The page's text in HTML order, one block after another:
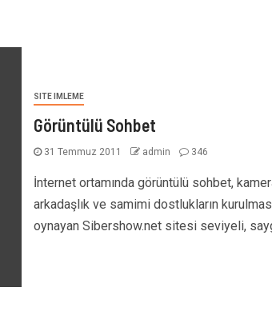
SITE IMLEME
Görüntülü Sohbet
31 Temmuz 2011 admin 346
İnternet ortamında görüntülü sohbet,
arkadaşlık ve samimi dostlukların
oynayan Sibershow.net sitesi seviyeli,